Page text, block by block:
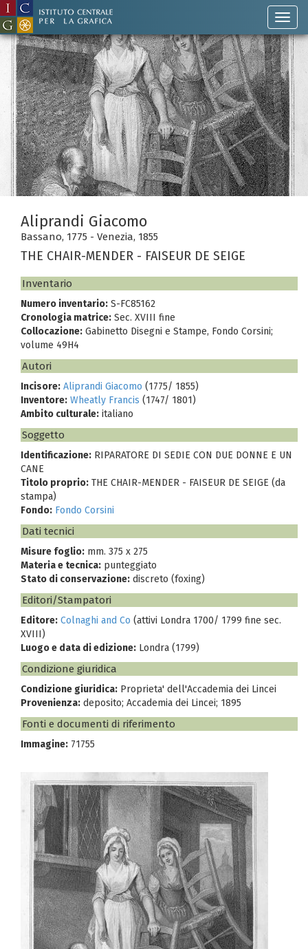
Aliprandi Giacomo
Bassano, 1775 - Venezia, 1855
THE CHAIR-MENDER - FAISEUR DE SEIGE
Inventario
Numero inventario: S-FC85162
Cronologia matrice: Sec. XVIII fine
Collocazione: Gabinetto Disegni e Stampe, Fondo Corsini;
volume 49H4
Autori
Incisore: Aliprandi Giacomo (1775/ 1855)
Inventore: Wheatly Francis (1747/ 1801)
Ambito culturale: italiano
Soggetto
Identificazione: RIPARATORE DI SEDIE CON DUE DONNE E UN
CANE
Titolo proprio: THE CHAIR-MENDER - FAISEUR DE SEIGE (da
stampa)
Fondo: Fondo Corsini
Dati tecnici
Misure foglio: mm. 375 x 275
Materia e tecnica: punteggiato
Stato di conservazione: discreto (foxing)
Editori/Stampatori
Editore: Colnaghi and Co (attivi Londra 1700/ 1799 fine sec.
XVIII)
Luogo e data di edizione: Londra (1799)
Condizione giuridica
Condizione giuridica: Proprieta' dell'Accademia dei Lincei
Provenienza: deposito; Accademia dei Lincei; 1895
Fonti e documenti di riferimento
Immagine: 71755